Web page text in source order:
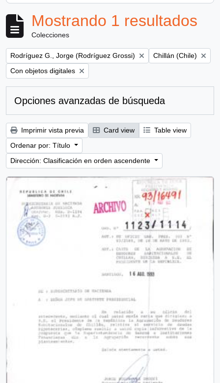
Mostrando 1 resultados
Colecciones
Remove filter:
Rodríguez G., Jorge (Rodríguez Grossi) Remove filter:
Chillán (Chile)
Remove filter:
Con objetos digitales
Opciones avanzadas de búsqueda
Imprimir vista previa Card view
Table view
Ordenar por: Título
Dirección: Clasificación en orden ascendente